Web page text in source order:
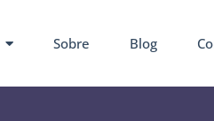
Sobre Blog